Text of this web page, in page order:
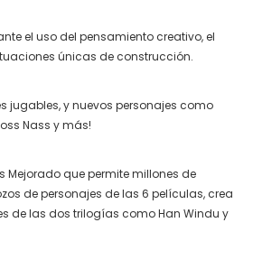
el uso del pensamiento creativo, el
únicas de construcción.
jugables, y nuevos personajes como
Nass y más!
Mejorado que permite millones de
de personajes de las 6 películas, crea
de las dos trilogías como Han Windu y